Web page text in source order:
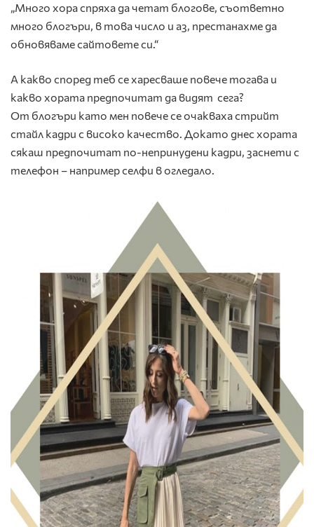
„Много хора спряха да четат блогове, съответно
много блогъри, в това число и аз, престанахме да
обновяваме сайтовете си.“
А какво според теб се харесваше повече тогава и
какво хората предпочитат да видят сега?
От блогъри като мен повече се очакваха стрийт
стайл кадри с високо качество. Докато днес хората
сякаш предпочитат по-непринудени кадри, заснети с
телефон – например селфи в огледало.